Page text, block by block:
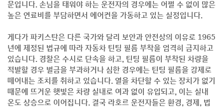
문입니다. 손님을 태워야 하는 운전자의 경우에는 어쩔 수 없이 많은
높은 연료비를 부담하면서 에어컨을 가동하고 있는 실정입니다.
게다가 파키스탄은 다른 국가와 달리 보안과 안전상의 이유로 1965
년에 제정된 법규에 따라 자동차 틴팅 필름 부착을 엄격히 금지하고
있습니다. 경찰은 수시로 단속을 하고, 틴팅 필름이 부착된 차량을
적발할 경우 벌금을 부과하거나 심한 경우에는 틴팅 필름을 강제로
떼어내는 조치를 취하고 있습니다. 열을 차단할 수 있는 장치가 없기
때문에 뜨거운 햇빛은 차량 실내로 여과 없이 유입되고, 이는 실내
온도 상승으로 이어집니다. 결국 라호르 운전자들은 환경, 경제, 법